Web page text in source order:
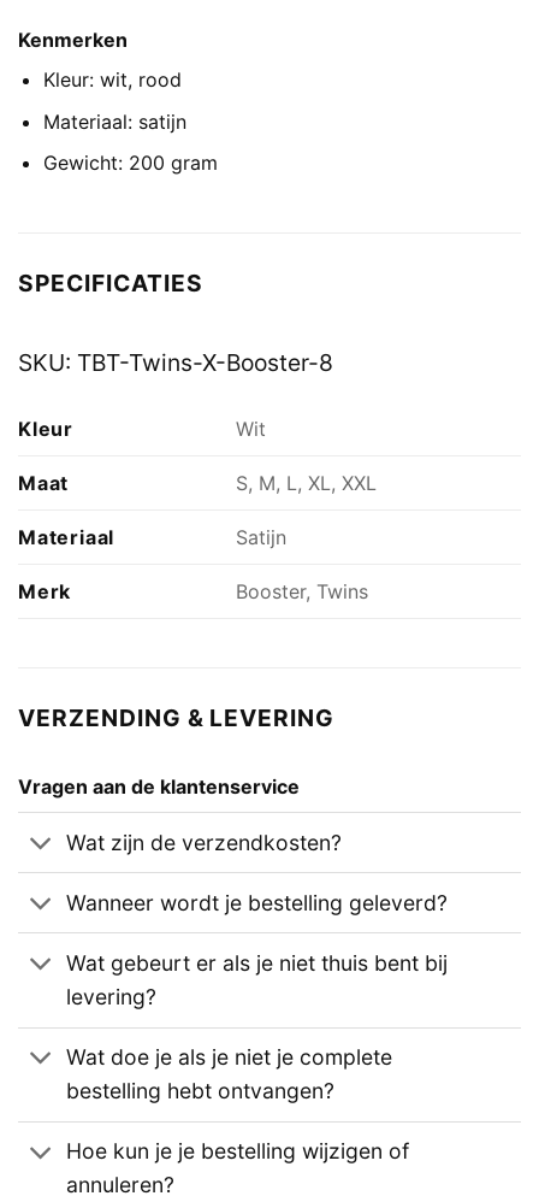
Kenmerken
Kleur: wit, rood
Materiaal: satijn
Gewicht: 200 gram
SPECIFICATIES
SKU: TBT-Twins-X-Booster-8
Kleur Wit
Maat S, M, L, XL, XXL
Materiaal Satijn
Merk Booster, Twins
VERZENDING & LEVERING
Vragen aan de klantenservice
Wat zijn de verzendkosten?
Wanneer wordt je bestelling geleverd?
Wat gebeurt er als je niet thuis bent bij
levering?
Wat doe je als je niet je complete
bestelling hebt ontvangen?
Hoe kun je je bestelling wijzigen of
annuleren?